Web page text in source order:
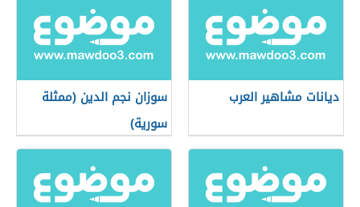
ديانات مشاهير العرب
سوزان نجم الدين (ممثلة
سورية)